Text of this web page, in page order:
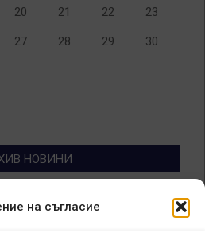
на съгласие
20 21 22 23
27 28 29 30
НОВИНИ